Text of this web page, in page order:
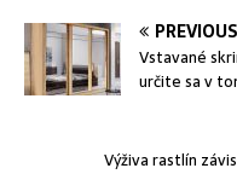
PREVIOUS
Vstavané
určite sa v
Výživa rastlín